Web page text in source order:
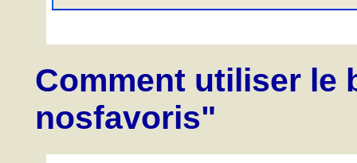
Comment utiliser le
nosfavoris"